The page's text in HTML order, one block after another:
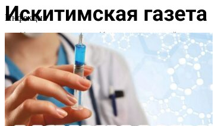
Инфекция